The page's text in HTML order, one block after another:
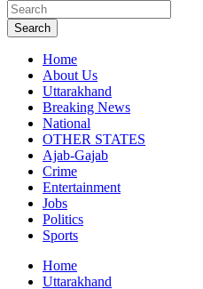
Search
Home
About Us
Uttarakhand
Breaking News
National
OTHER STATES
Ajab-Gajab
Crime
Entertainment
Jobs
Politics
Sports
Home
Uttarakhand